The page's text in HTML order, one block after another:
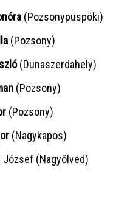
(Pozsonypüspöki)
(Pozsony)
(Dunaszerdahely)
(Pozsony)
(Pozsony)
(Nagykapos)
József (Nagyölved)